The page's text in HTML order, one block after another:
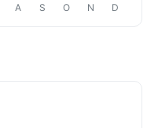
A S O N D